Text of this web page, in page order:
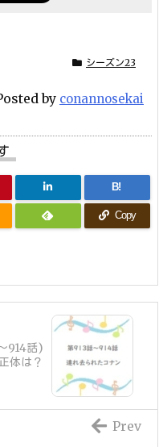
シーズン23
by conannosekai
B!
Copy
914話)
体は？
Prev